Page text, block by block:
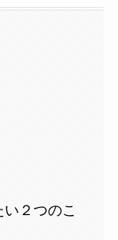
２つのこ